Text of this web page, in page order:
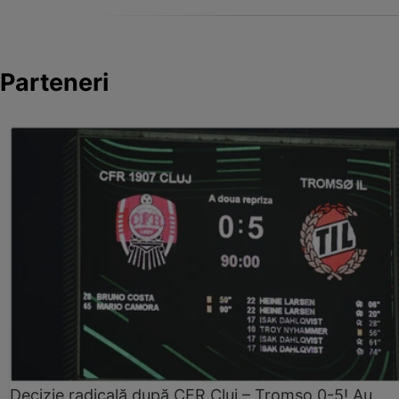
Parteneri
Decizie radicală după CFR Cluj – Tromso 0-5! Au